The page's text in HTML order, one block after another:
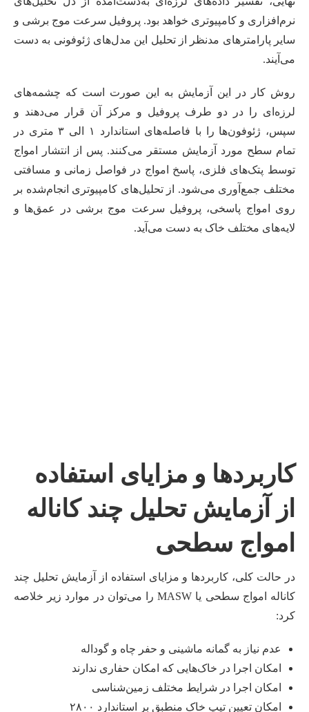
نرم‌افزاری و کامپیوتری خواهد بود. پروفیل سرعت موج برشی و
سایر پارامترهای مدنظر از تحلیل این مدل‌های ژئوفونی به دست
می‌آیند.
روش کار در این آزمایش به این صورت است که چشمه‌های
لرزه‌ای را در دو طرف پروفیل و مرکز آن قرار می‌دهند و
سپس، ژئوفون‌ها را با فاصله‌های استاندارد ۱ الی ۳ متری در
تمام سطح مورد آزمایش مستقر می‌کنند. پس از انتشار امواج
توسط پتک‌های فلزی، پاسخ امواج در فواصل زمانی و مسافتی
مختلف جمع‌آوری می‌شود. از تحلیل‌های کامپیوتری انجام‌شده بر
روی امواج پاسخی، پروفیل سرعت موج برشی در عمق‌ها و
لایه‌های مختلف خاک به دست می‌آید.
کاربردها و مزا یای استفاده
از آزمایش تحلیل چند کاناله
امواج سطحی
در حالت کلی، کاربردها و مزایای استفاده از آزمایش تحلیل چند
کاناله امواج سطحی یا MASW را می‌توان در موارد زیر خلاصه
کرد:
عدم نیاز به گمانه ماشینی و حفر چاه و گوداله
امکان اجرا در خاک‌هایی که امکان حفاری ندارند
امکان اجرا در شرایط مختلف زمین‌شناسی
امکان تعیین تیپ خاک منطبق بر استاندارد ۲۸۰۰